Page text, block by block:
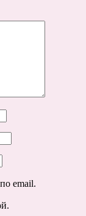
email.